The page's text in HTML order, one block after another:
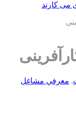
می کارند
, معرفي مشاغل